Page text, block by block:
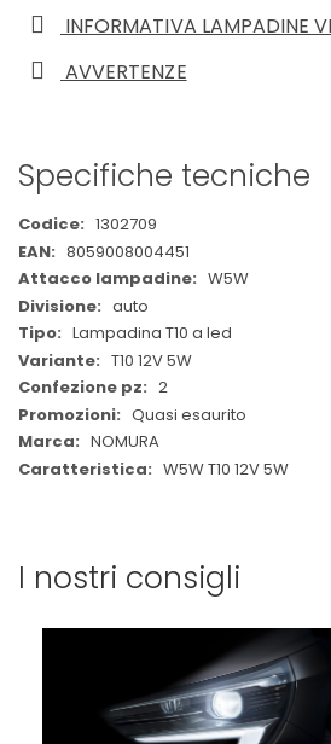
INFORMATIVA LAMPADINE
AVVERTENZE
Specifiche tecniche
Maggiori
Informazioni
1302709
8059008004451
W5W
auto
Lampadina T10 a led
T10 12V 5W
2
Quasi esaurito
NOMURA
W5W T10 12V 5W
I nostri consigli